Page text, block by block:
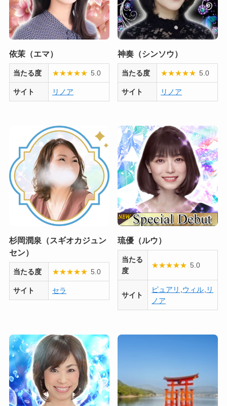
依茉（エマ）
当たる度 ★★★★★ 5.0
サイト リノア
神奏（シンソウ）
当たる度 ★★★★★ 5.0
サイト リノア
杉岡潤泉（スギオカジュン
セン）
当たる度 ★★★★★ 5.0
サイト セラ
琉優（ルウ）
当たる
度
★★★★★ 5.0
サイト
ピュアリ ウィル リ
ノア